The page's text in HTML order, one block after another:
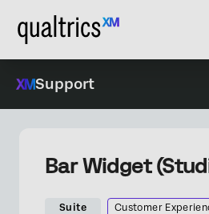
Support
Bar Widget
Suite Customer